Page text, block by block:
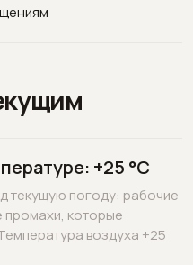
+25 °C
текущую погоду: рабочие
промахи, которые
воздуха +25